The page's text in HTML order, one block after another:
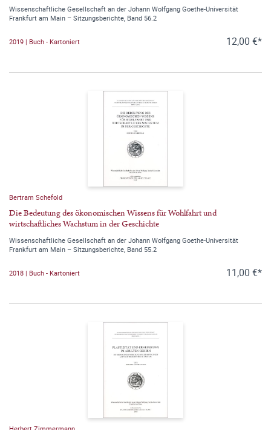
Wissenschaftliche Gesellschaft an der Johann Wolfgang Goethe-Universität
Frankfurt am Main – Sitzungsberichte, Band 56.2
2019 | Buch - Kartoniert 12,00 €*
Bertram Schefold
Die Bedeutung des ökonomischen Wissens für Wohlfahrt und
wirtschaftliches Wachstum in der Geschichte
Wissenschaftliche Gesellschaft an der Johann Wolfgang Goethe-Universität
Frankfurt am Main – Sitzungsberichte, Band 55.2
2018 | Buch - Kartoniert 11,00 €*